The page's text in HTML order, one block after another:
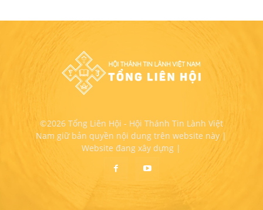
©2026 Tổng Liên Hội - Hội Thánh Tin Lành Việt
Nam giữ bản quyền nội dung trên website này |
Website đang xây dựng |